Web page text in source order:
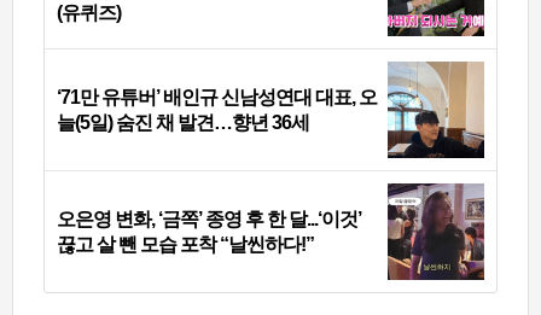
(유퀴즈)
‘71만 유튜버’ 배인규 신남성연대 대표, 오
늘(5일) 숨진 채 발견…향년 36세
오은영 변화, ‘금쪽’ 종영 후 한 달...‘이것’
끊고 살 뺀 모습 포착 “날씬하다!”